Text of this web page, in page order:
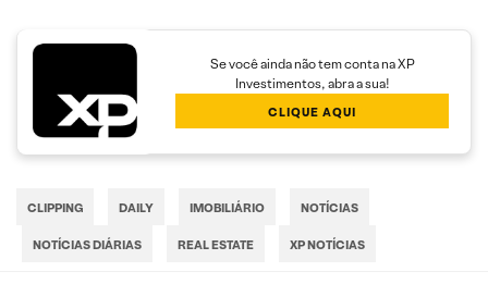
Se você ainda não tem conta na XP
Investimentos, abra a sua!
CLIQUE AQUI
CLIPPING DAILY IMOBILIÁRIO NOTÍCIAS
NOTÍCIAS DIÁRIAS REAL ESTATE XP NOTÍCIAS